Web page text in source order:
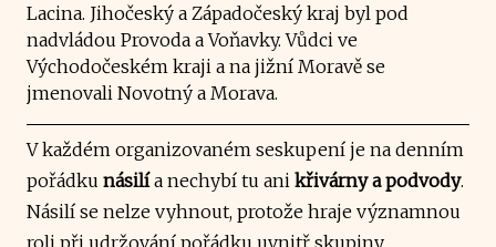
Lacina. Jihočeský a Západočeský kraj byl pod
nadvládou Provoda a Voňavky. Vůdci ve
Východočeském kraji a na jižní Moravě se
jmenovali Novotný a Morava.
V každém organizovaném seskupení je na denním
pořádku násilía nechybí tu ani křivárny a podvody.
Násilí se nelze vyhnout, protože hraje významnou
roli při udržování pořádku uvnitř skupiny.